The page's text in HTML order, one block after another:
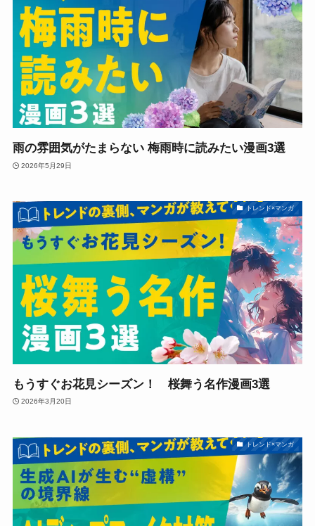
雨の雰囲気がたまらない 梅雨時に読みたい漫画3選
2026年5月29日
トレンド×マンガ
もうすぐお花見シーズン！ 桜舞う名作漫画3選
2026年3月20日
トレンド×マンガ